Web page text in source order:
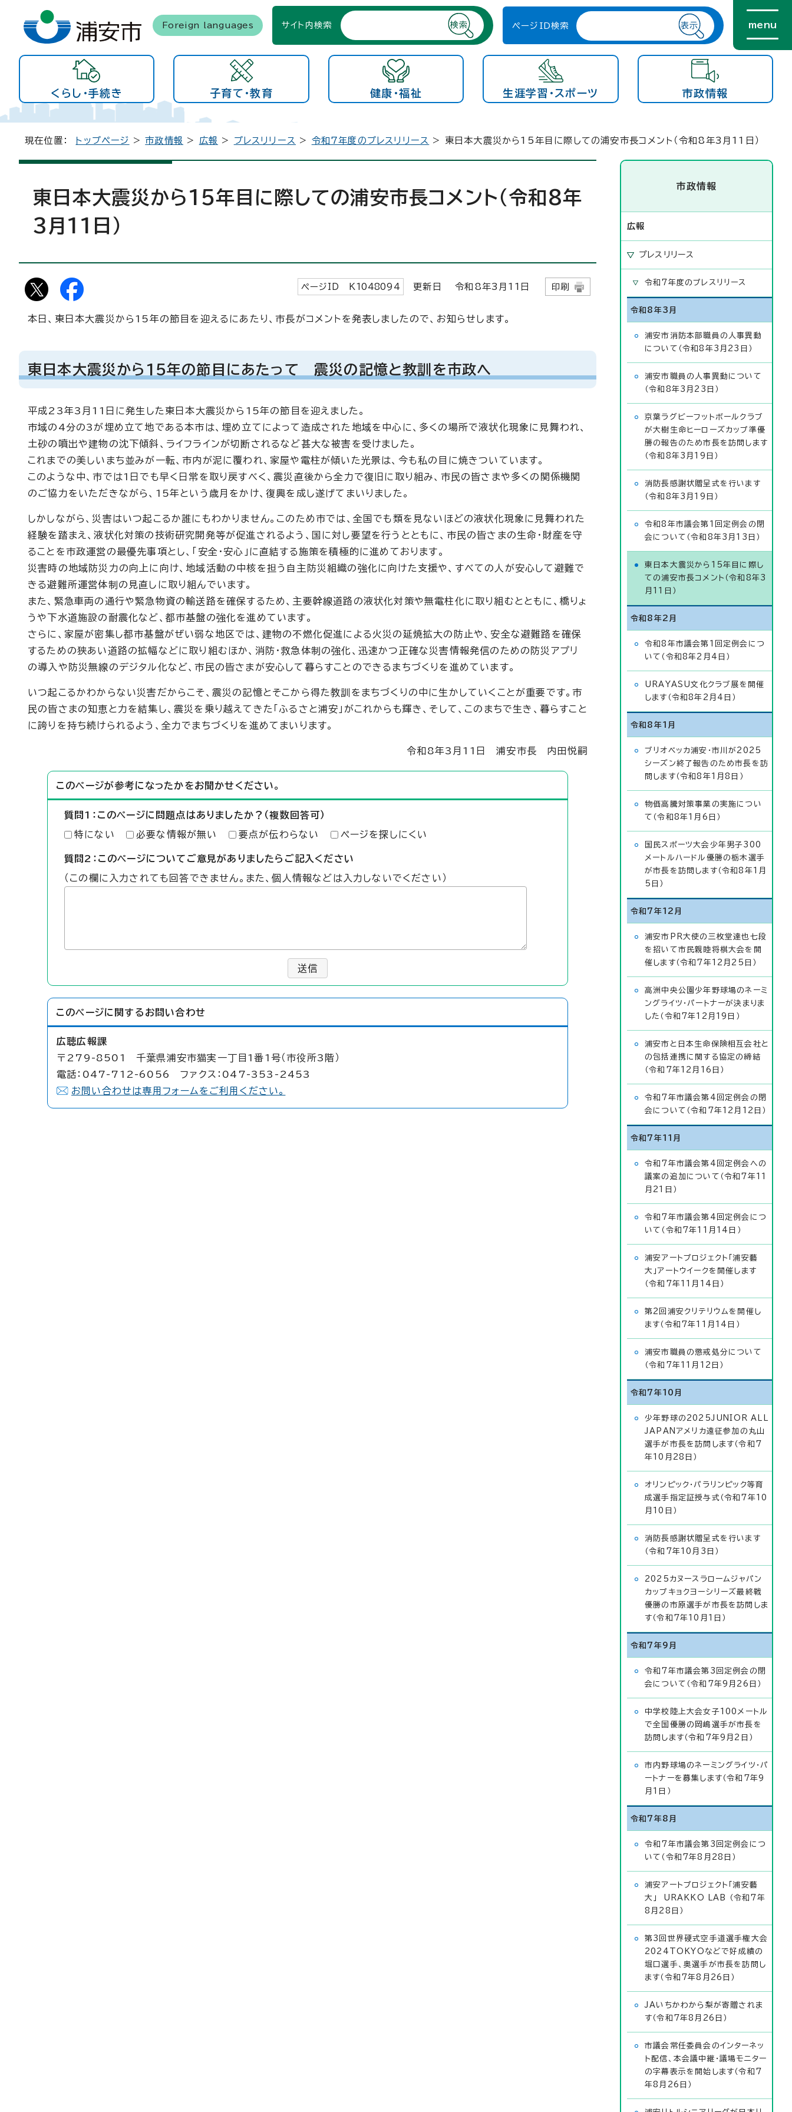
Foreign languages サイト内検索 ページID検索 menu
くらし・手続き 子育て・教育 健康・福祉 生涯学習・スポーツ 市政情報
現在位置： トップページ >市政情報 > 広報 > プレスリリース > 令和7年度のプレスリリース > 東日本大震災から15年目に際しての浦安市長コメント（令和8年3月11日）
東日本大震災から15年目に際しての浦安市長コメント（令和8年
3月11日）
ページID K 1048094 更新日 令和8年3月 11 日 印刷
本日、東日本大震災から15年の節目を迎えるにあたり、市長がコメントを発表しましたので、お知らせします。
東日本大震災から15年の節目にあたって 震災の記憶と教訓を市政へ
平成23年3月11日に発生した東日本大震災から15年の節目を迎えました。
市域の4分の3が埋め立て地である本市は、埋め立てによって造成された地域を中心に、多くの場所で液状化現象に見舞われ、
土砂の噴出や建物の沈下傾斜、ライフラインが切断されるなど甚大な被害を受けました。
これまでの美しいまち並みが一転、市内が泥に覆われ、家屋や電柱が傾いた光景は、今も私の目に焼きついています。
このような中、市では1日でも早く日常を取り戻すべく、震災直後から全力で復旧に取り組み、市民の皆さまや多くの関係機関
のご協力をいただきながら、15年という歳月をかけ、復興を成し遂げてまいりました。
しかしながら、災害はいつ起こるか誰にもわかりません。このため市では、全国でも類を見ないほどの液状化現象に見舞われた
経験を踏まえ、液状化対策の技術研究開発等が促進されるよう、国に対し要望を行うとともに、市民の皆さまの生命・財産を守
ることを市政運営の最優先事項とし、「安全・安心」に直結する施策を積極的に進めております。
災害時の地域防災力の向上に向け、地域活動の中核を担う自主防災組織の強化に向けた支援や、すべての人が安心して避難で
きる避難所運営体制の見直しに取り組んでいます。
また、緊急車両の通行や緊急物資の輸送路を確保するため、主要幹線道路の液状化対策や無電柱化に取り組むとともに、橋りょ
うや下水道施設の耐震化など、都市基盤の強化を進めています。
さらに、家屋が密集し都市基盤がぜい弱な地区では、建物の不燃化促進による火災の延焼拡大の防止や、安全な避難路を確保
するための狭あい道路の拡幅などに取り組むほか、消防・救急体制の強化、迅速かつ正確な災害情報発信のための防災アプリ
の導入や防災無線のデジタル化など、市民の皆さまが安心して暮らすことのできるまちづくりを進めています。
いつ起こるかわからない災害だからこそ、震災の記憶とそこから得た教訓をまちづくりの中に生かしていくことが重要です。市
民の皆さまの知恵と力を結集し、震災を乗り越えてきた「ふるさと浦安」がこれからも輝き、そして、このまちで生き、暮らすこと
に誇りを持ち続けられるよう、全力でまちづくりを進めてまいります。
令和8年3月11日 浦安市長 内田悦嗣
このページが参考になったかをお聞かせください。
質問1：このページに問題点はありましたか？（複数回答可）
特にない 必要な情報が無い 要点が伝わらない ページを探しにくい
質問2：このページについてご意見がありましたらご記入ください
（この欄に入力されても回答できません。また、個人情報などは入力しないでください）
送信
このページに関する お問い合わせ
広聴広報課
〒279-8501 千葉県浦安市猫実一丁目1番1号（市役所3階）
電話：047-712-6056 ファクス：047-353-2453
お問い合わせは専用フォームをご利用ください。
市政情報
広報
プレスリリース
令和7年度のプレスリリース
令和8年3月
浦安市消防本部職員の人事異動
について（令和8年3月23日）
浦安市職員の人事異動について
（令和8年3月23日）
京葉ラグビーフットボールクラブ
が大樹生命ヒーローズカップ準優
勝の報告のため市長を訪問します
（令和8年3月19日）
消防長感謝状贈呈式を行います
（令和8年3月19日）
令和8年市議会第1回定例会の閉
会について（令和8年3月13日）
東日本大震災から15年目に際し
ての浦安市長コメント（令和8年3
月11日）
令和8年2月
令和8年市議会第1回定例会につ
いて（令和8年2月4日）
URAYASU文化クラブ展を開催
します（令和8年2月4日）
令和8年1月
ブリオベッカ浦安・市川が2025
シーズン終了報告のため市長を訪
問します（令和8年1月8日）
物価高騰対策事業の実施につい
て（令和8年1月6日）
国民スポーツ大会少年男子300
メートルハードル優勝の栃木選手
が市長を訪問します（令和8年1月
5日）
令和7年12月
浦安市PR大使の三枚堂達也七段
を招いて市民親睦将棋大会を開
催します（令和7年12月25日）
高洲中央公園少年野球場のネーミ
ングライツ・パートナーが決まりま
した（令和7年12月19日）
浦安市と日本生命保険相互会社と
の包括連携に関する協定の締結
（令和7年12月16日）
令和7年市議会第4回定例会の閉
会について（令和7年12月12日）
令和7年11月
令和7年市議会第4回定例会への
議案の追加について（令和7年11
月21日）
令和7年市議会第4回定例会につ
いて（令和7年11月14日）
浦安アートプロジェクト「浦安藝
大」アートウイークを開催します
（令和7年11月14日）
第2回浦安クリテリウムを開催し
ます（令和7年11月14日）
浦安市職員の懲戒処分について
（令和7年11月12日）
令和7年10月
少年野球の2025JUNIOR ALL
JAPANアメリカ遠征参加の丸山
選手が市長を訪問します（令和7
年10月28日）
オリンピック・パラリンピック等育
成選手指定証授与式（令和7年10
月10日）
消防長感謝状贈呈式を行います
（令和7年10月3日）
2025カヌースラロームジャパン
カップキョクヨーシリーズ最終戦
優勝の市原選手が市長を訪問しま
す（令和7年10月1日）
令和7年9月
令和7年市議会第3回定例会の閉
会について（令和7年9月26日）
中学校陸上大会女子100メートル
で全国優勝の岡嶋選手が市長を
訪問します（令和7年9月2日）
市内野球場のネーミングライツ・パ
ートナーを募集します（令和7年9
月1日）
令和7年8月
令和7年市議会第3回定例会につ
いて（令和7年8月28日）
浦安アートプロジェクト「浦安藝
大」 URAKKO LAB （令和7年
8月28日）
第3回世界硬式空手道選手権大会
2024TOKYOなどで好成績の
堀口選手、奥選手が市長を訪問し
ます（令和7年8月26日）
JAいちかわから梨が寄贈されま
す（令和7年8月26日）
市議会常任委員会のインターネッ
ト配信、本会議中継・議場モニター
の字幕表示を開始します（令和7
年8月26日）